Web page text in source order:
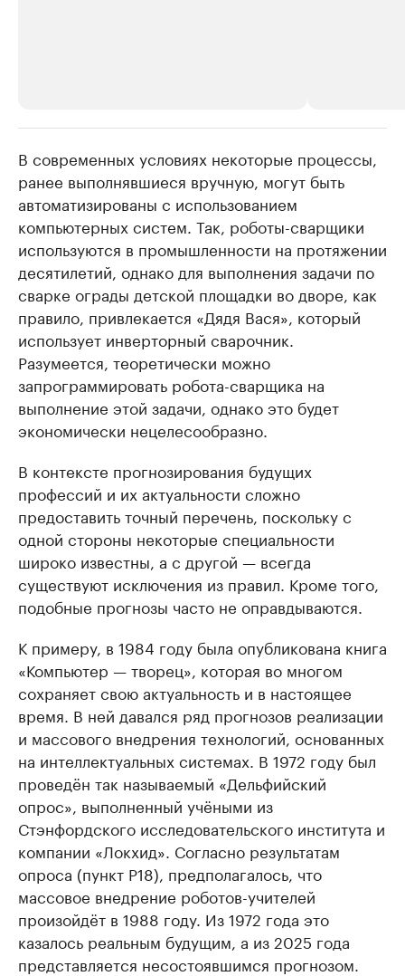
Крупные организации в
нефтегазовой промышленности
Найдите и проверьте данные в каталоге Посмотрите
В современных условиях некоторые процессы,
ранее выполнявшиеся вручную, могут быть
автоматизированы с использованием
компьютерных систем. Так, роботы-сварщики
используются в промышленности на протяжении
десятилетий, однако для выполнения задачи по
сварке ограды детской площадки во дворе, как
правило, привлекается «Дядя Вася», который
использует инверторный сварочник.
Разумеется, теоретически можно
запрограммировать робота-сварщика на
выполнение этой задачи, однако это будет
экономически нецелесообразно.
В контексте прогнозирования будущих
профессий и их актуальности сложно
предоставить точный перечень, поскольку с
одной стороны некоторые специальности
широко известны, а с другой — всегда
существуют исключения из правил. Кроме того,
подобные прогнозы часто не оправдываются.
К примеру, в 1984 году была опубликована книга
«Компьютер — творец», которая во многом
сохраняет свою актуальность и в настоящее
время. В ней давался ряд прогнозов реализации
и массового внедрения технологий, основанных
на интеллектуальных системах. В 1972 году был
проведён так называемый «Дельфийский
опрос», выполненный учёными из
Стэнфордского исследовательского института и
компании «Локхид». Согласно результатам
опроса (пункт Р18), предполагалось, что
массовое внедрение роботов-учителей
произойдёт в 1988 году. Из 1972 года это
казалось реальным будущим, а из 2025 года
представляется несостоявшимся прогнозом.